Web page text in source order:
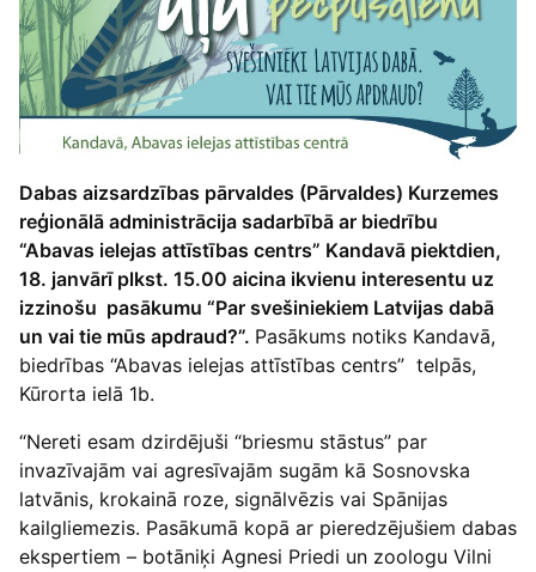
Dabas aizsardzības pārvaldes (Pārvaldes) Kurzemes
reģionālā administrācija sadarbībā ar biedrību
“Abavas ielejas attīstības centrs” Kandavā piektdien,
18. janvārī plkst. 15.00 aicina ikvienu interesentu uz
izzinošu pasākumu “Par svešiniekiem Latvijas dabā
un vai tie mūs apdraud?”. Pasākums notiks Kandavā,
biedrības “Abavas ielejas attīstības centrs” telpās,
Kūrorta ielā 1b.
“Nereti esam dzirdējuši “briesmu stāstus” par
invazīvajām vai agresīvajām sugām kā Sosnovska
latvānis, krokainā roze, signālvēzis vai Spānijas
kailgliemezis. Pasākumā kopā ar pieredzējušiem dabas
ekspertiem – botāniķi Agnesi Priedi un zoologu Vilni